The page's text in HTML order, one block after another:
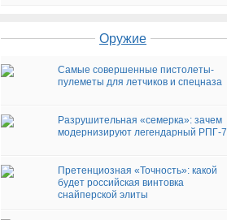
Оружие
Самые совершенные пистолеты-
пулеметы для летчиков и спецназа
Разрушительная «семерка»: зачем
модернизируют легендарный РПГ-7
Претенциозная «Точность»: какой
будет российская винтовка
снайперской элиты